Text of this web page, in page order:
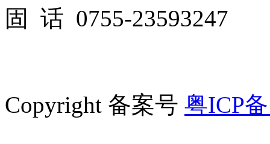
固 话 0755-23593247
Copyright 备案号 粤ICP